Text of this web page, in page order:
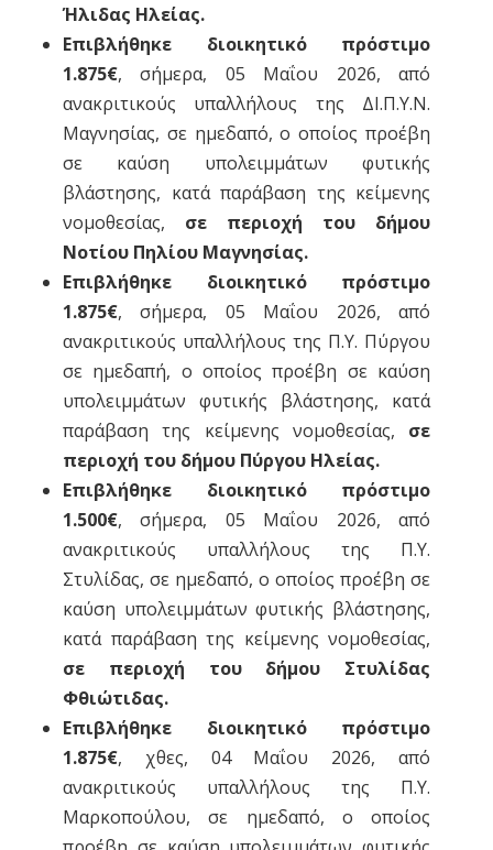
Ήλιδας Ηλείας.
Επιβλήθηκε διοικητικό πρόστιμο
1.875€, σήμερα, 05 Μαΐου 2026, από
ανακριτικούς υπαλλήλους της ΔΙ.Π.Υ.Ν.
Μαγνησίας, σε ημεδαπό, ο οποίος προέβη
σε καύση υπολειμμάτων φυτικής
βλάστησης, κατά παράβαση της κείμενης
νομοθεσίας, σε περιοχή του δήμου
Νοτίου Πηλίου Μαγνησίας.
Επιβλήθηκε διοικητικό πρόστιμο
1.875€, σήμερα, 05 Μαΐου 2026, από
ανακριτικούς υπαλλήλους της Π.Υ. Πύργου
σε ημεδαπή, ο οποίος προέβη σε καύση
υπολειμμάτων φυτικής βλάστησης, κατά
παράβαση της κείμενης νομοθεσίας, σε
περιοχή του δήμου Πύργου Ηλείας.
Επιβλήθηκε διοικητικό πρόστιμο
1.500€, σήμερα, 05 Μαΐου 2026, από
ανακριτικούς υπαλλήλους της Π.Υ.
Στυλίδας, σε ημεδαπό, ο οποίος προέβη σε
καύση υπολειμμάτων φυτικής βλάστησης,
κατά παράβαση της κείμενης νομοθεσίας,
σε περιοχή του δήμου Στυλίδας
Φθιώτιδας.
Επιβλήθηκε διοικητικό πρόστιμο
1.875€, χθες, 04 Μαΐου 2026, από
ανακριτικούς υπαλλήλους της Π.Υ.
Μαρκοπούλου, σε ημεδαπό, ο οποίος